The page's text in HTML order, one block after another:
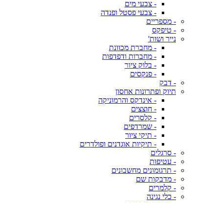
- צבעי מים
- צבעי פסטל ופנדה
- מספריים
- טיפקס
נייר ושות'
- מחברת מכוונת
- מחברות ודפדפות
- בלוק ציור
- פנקסים
- דבק
תיוק ופתרונות אחסון
- אינדקס והרמוניקה
- חוצצים
- קלסרים
- שמרדפים
- תיקי ציור
- תיקיות אוגדנים ופולדרים
- סרגלים
- עטיפות
- תרגומונים מחשבונים
- מדבקות שם
- קלמרים
- כלי נגינה